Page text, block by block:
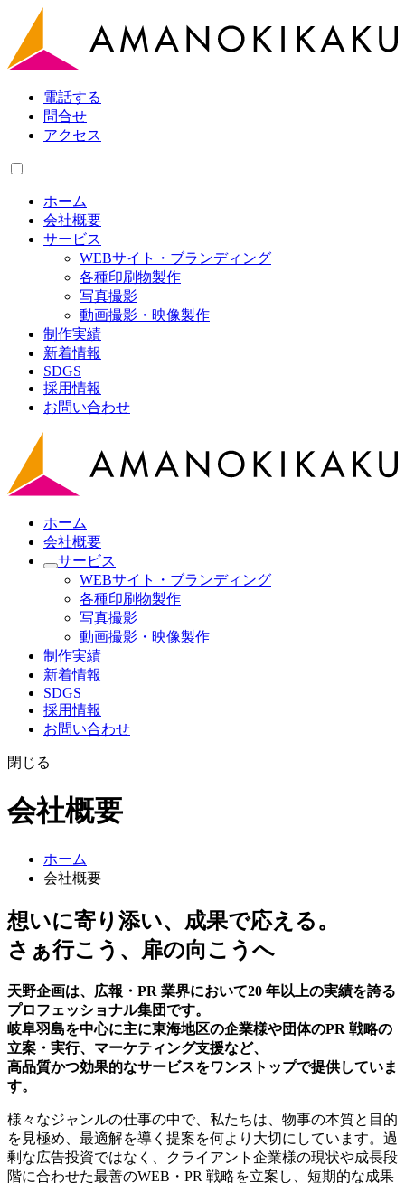
電話する
問合せ
アクセス
ホーム
会社概要
サービス
WEBサイト・ブランディング
各種印刷物製作
写真撮影
動画撮影・映像製作
制作実績
新着情報
SDGS
採用情報
お問い合わせ
ホーム
会社概要
サービス
WEBサイト・ブランディング
各種印刷物製作
写真撮影
動画撮影・映像製作
制作実績
新着情報
SDGS
採用情報
お問い合わせ
閉じる
会社概要
ホーム
会社概要
想いに寄り添い、成果で応える。
さぁ行こう、扉の向こうへ
天野企画は、広報・PR 業界において20 年以上の実績を誇る
プロフェッショナル集団です。
岐阜羽島を中心に主に東海地区の企業様や団体のPR 戦略の
立案・実行、マーケティング支援など、
高品質かつ効果的なサービスをワンストップで提供していま
す。
様々なジャンルの仕事の中で、私たちは、物事の本質と目的
を見極め、最適解を導く提案を何より大切にしています。過
剰な広告投資ではなく、クライアント企業様の現状や成長段
階に合わせた最善のWEB・PR 戦略を立案し、短期的な成果